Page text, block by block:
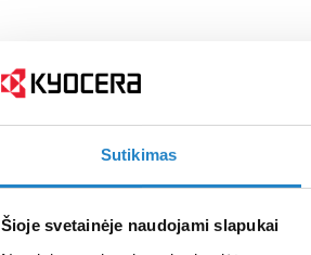
Sutikimas
Šioje svetainėje naudojami slapukai